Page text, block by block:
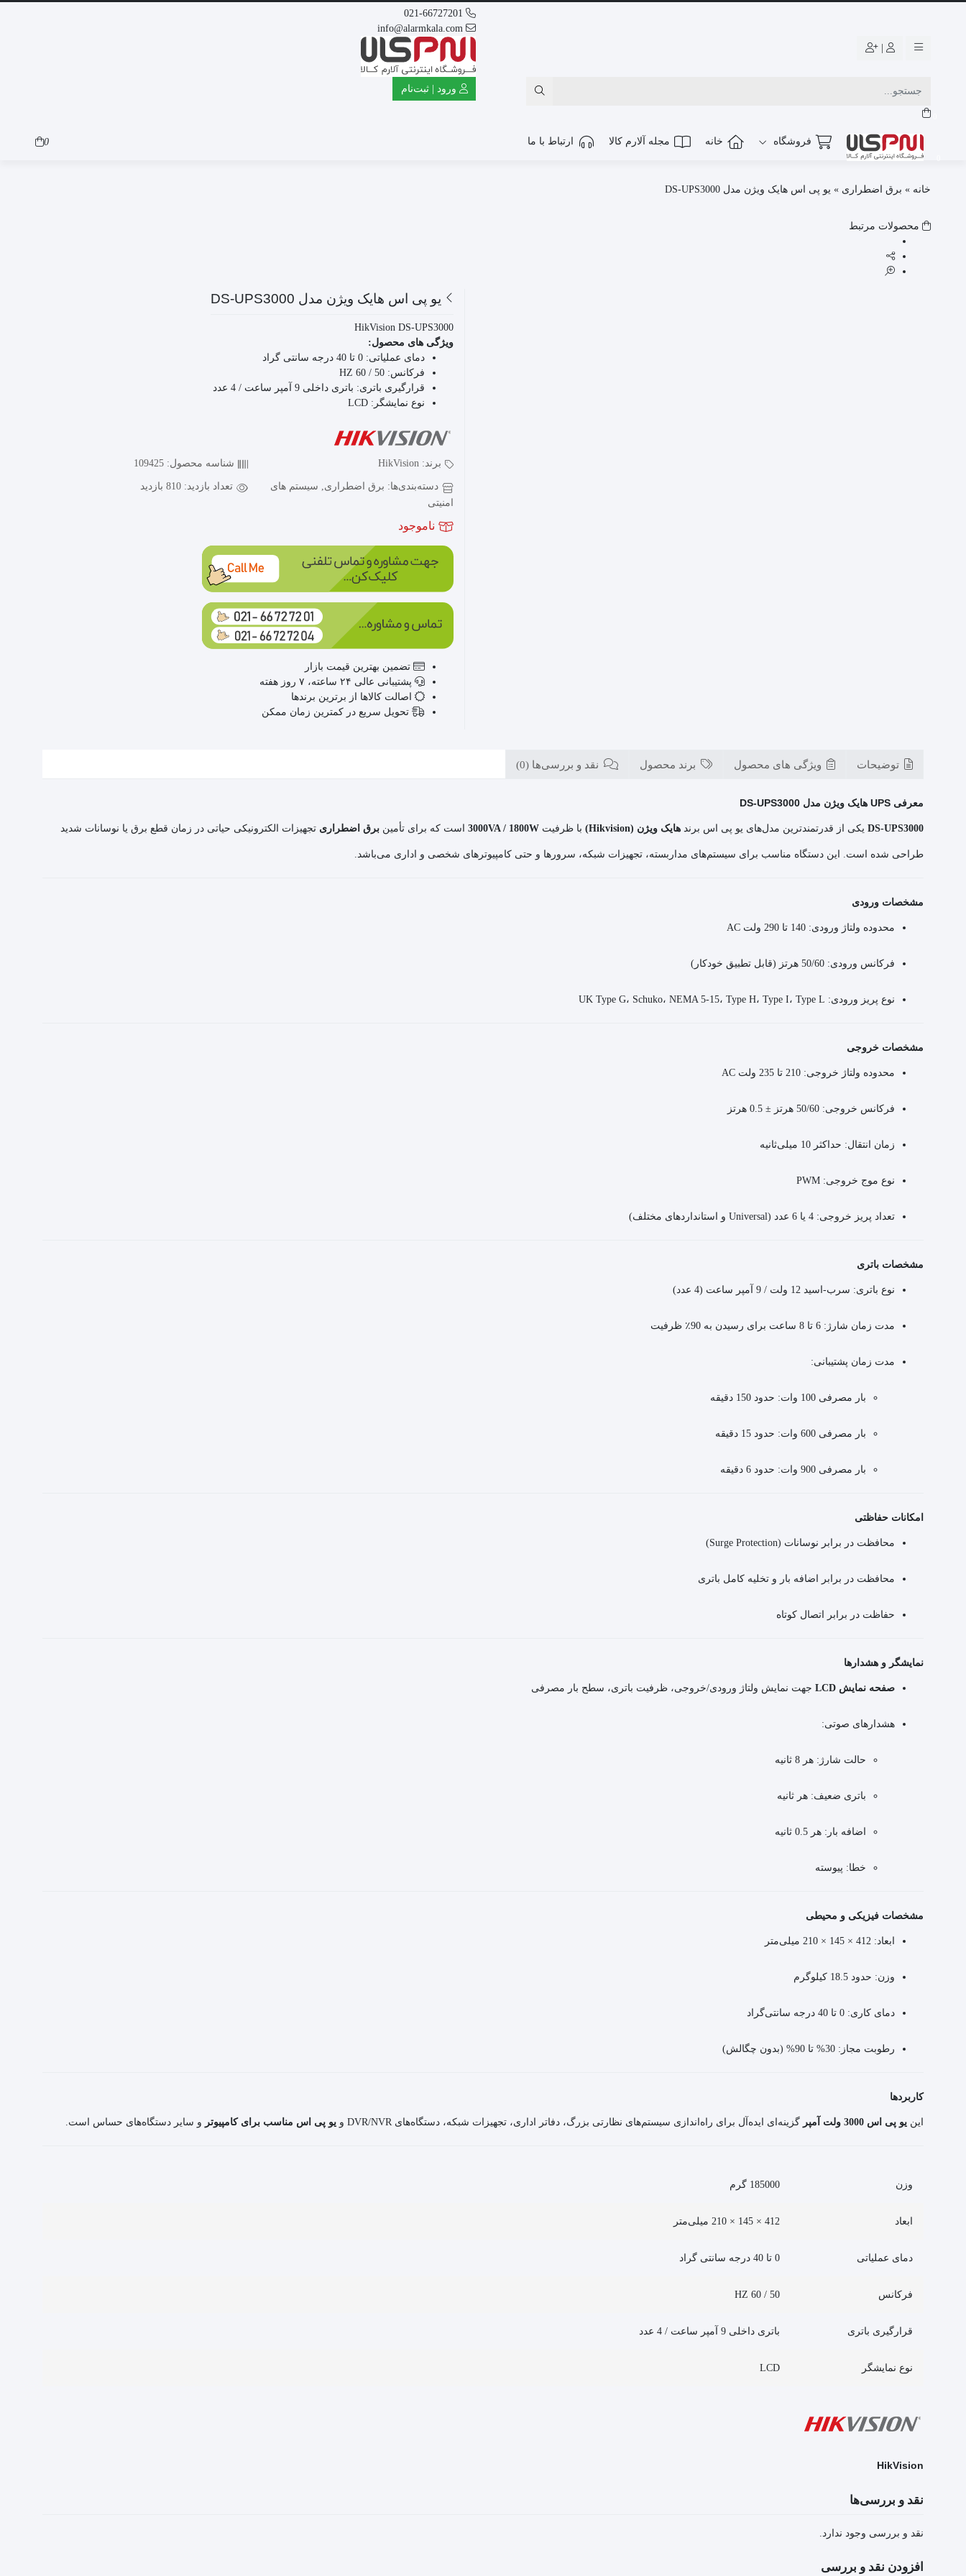
021-66727201
info@alarmkala.com
ورود | ثبت‌نام
فروشگاه خانه مجله آلارم کالا ارتباط با ما 0
خانه » برق اضطراری » یو پی اس هایک ویژن مدل DS-UPS3000
محصولات مرتبط
یو پی اس هایک ویژن مدل DS-UPS3000
HikVision DS-UPS3000
ویژگی های محصول:
دمای عملیاتی: 0 تا 40 درجه سانتی گراد
فرکانس: 50 / 60 HZ
قرارگیری باتری: باتری داخلی 9 آمپر ساعت / 4 عدد
نوع نمایشگر: LCD
برند: HikVision شناسه محصول: 109425
دسته‌بندی‌ها: برق اضطراری, سیستم های
امنیتی
تعداد بازدید: 810 بازدید
ناموجود
تضمین بهترین قیمت بازار
پشتیبانی عالی ۲۴ ساعته، ۷ روز هفته
اصالت کالاها از برترین برندها
تحویل سریع در کمترین زمان ممکن
توضیحات ویژگی های محصول برند محصول نقد و بررسی‌ها (0)
معرفی UPS هایک ویژن مدل DS-UPS3000
DS-UPS3000یکی از قدرتمندترین مدل‌های یو پی اس برند هایک ویژن (Hikvision) با ظرفیت 3000VA / 1800Wاست که برای تأمین برق اضطراری تجهیزات الکترونیکی حیاتی در زمان قطع برق یا نوسانات شدید
طراحی شده است. این دستگاه مناسب برای سیستم‌های مداربسته، تجهیزات شبکه، سرورها و حتی کامپیوترهای شخصی و اداری می‌باشد.
مشخصات ورودی
محدوده ولتاژ ورودی: 140 تا 290 ولت AC
فرکانس ورودی: 50/60 هرتز (قابل تطبیق خودکار)
نوع پریز ورودی: UK Type G، Schuko، NEMA 5-15، Type H، Type I، Type L
مشخصات خروجی
محدوده ولتاژ خروجی: 210 تا 235 ولت AC
فرکانس خروجی: 50/60 هرتز ± 0.5 هرتز
زمان انتقال: حداکثر 10 میلی‌ثانیه
نوع موج خروجی: PWM
تعداد پریز خروجی: 4 یا 6 عدد (Universal و استانداردهای مختلف)
مشخصات باتری
نوع باتری: سرب-اسید 12 ولت / 9 آمپر ساعت (4 عدد)
مدت زمان شارژ: 6 تا 8 ساعت برای رسیدن به 90٪ ظرفیت
مدت زمان پشتیبانی:
بار مصرفی 100 وات: حدود 150 دقیقه
بار مصرفی 600 وات: حدود 15 دقیقه
بار مصرفی 900 وات: حدود 6 دقیقه
امکانات حفاظتی
محافظت در برابر نوسانات (Surge Protection)
محافظت در برابر اضافه بار و تخلیه کامل باتری
حفاظت در برابر اتصال کوتاه
نمایشگر و هشدارها
صفحه نمایش LCD جهت نمایش ولتاژ ورودی/خروجی، ظرفیت باتری، سطح بار مصرفی
هشدارهای صوتی:
حالت شارژ: هر 8 ثانیه
باتری ضعیف: هر ثانیه
اضافه بار: هر 0.5 ثانیه
خطا: پیوسته
مشخصات فیزیکی و محیطی
ابعاد: 412 × 145 × 210 میلی‌متر
وزن: حدود 18.5 کیلوگرم
دمای کاری: 0 تا 40 درجه سانتی‌گراد
رطوبت مجاز: 30% تا 90% (بدون چگالش)
کاربردها
این یو پی اس 3000 ولت آمپر گزینه‌ای ایده‌آل برای راه‌اندازی سیستم‌های نظارتی بزرگ، دفاتر اداری، تجهیزات شبکه، دستگاه‌های DVR/NVR و یو پی اس مناسب برای کامپیوتر و سایر دستگاه‌های حساس است.
وزن 185000 گرم
ابعاد 412 × 145 × 210 میلی‌متر
دمای عملیاتی 0 تا 40 درجه سانتی گراد
فرکانس 50 / 60 HZ
قرارگیری باتری باتری داخلی 9 آمپر ساعت / 4 عدد
نوع نمایشگر LCD
HikVision
نقد و بررسی‌ها
نقد و بررسی وجود ندارد.
افزودن نقد و بررسی